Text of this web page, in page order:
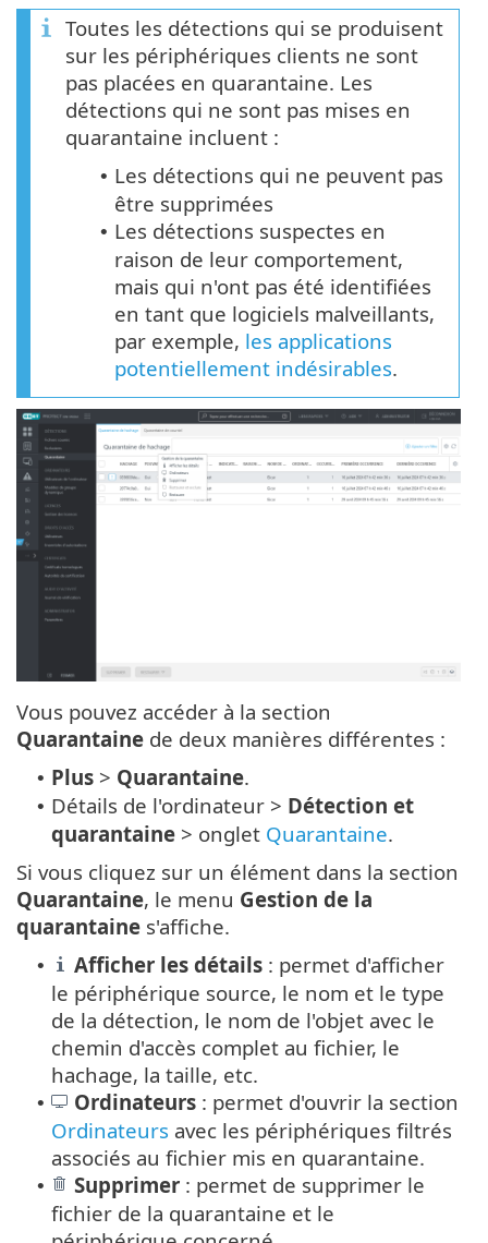
Toutes les détections qui se produisent
sur les périphériques clients ne sont
pas placées en quarantaine. Les
détections qui ne sont pas mises en
quarantaine incluent :
• Les détections qui ne peuvent pas
être supprimées
• Les détections suspectes en
raison de leur comportement,
mais qui n'ont pas été identifiées
en tant que logiciels malveillants,
par exemple, les applications
potentiellement indésirables.
Vous pouvez accéder à la section
Quarantaine de deux manières différentes :
• Plus > Quarantaine.
• Détails de l'ordinateur > Détection et
quarantaine > onglet Quarantaine.
Si vous cliquez sur un élément dans la section
Quarantaine, le menu Gestion de la
quarantaine s'affiche.
• Afficher les détails : permet d'afficher
le périphérique source, le nom et le type
de la détection, le nom de l'objet avec le
chemin d'accès complet au fichier, le
hachage, la taille, etc.
• Ordinateurs : permet d'ouvrir la section
Ordinateurs avec les périphériques filtrés
associés au fichier mis en quarantaine.
• Supprimer : permet de supprimer le
fichier de la quarantaine et le